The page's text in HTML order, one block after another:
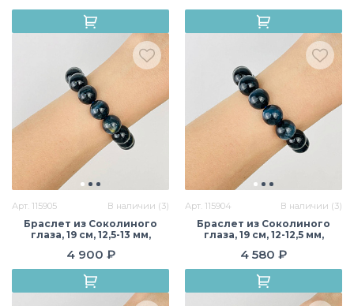
Арт. 115905 В наличии (3)
Браслет из Соколиного
глаза, 19 см, 12,5-13 мм,
4 900 ₽
Арт. 115904 В наличии (3)
Браслет из Соколиного
глаза, 19 см, 12-12,5 мм,
4 580 ₽